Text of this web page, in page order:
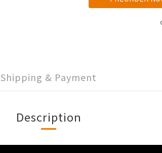
Shipping & Payment
Description